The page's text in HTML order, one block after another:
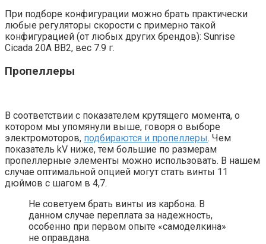
При подборе конфигурации можно брать практически
любые регуляторы скорости с примерно такой
конфигурацией (от любых других брендов): Sunrise
Cicada 20A BB2, вес 7.9 г.
Пропеллеры
В соответствии с показателем крутящего момента, о
котором мы упомянули выше, говоря о выборе
электромоторов, подбираются и пропеллеры. Чем
показатель kV ниже, тем большие по размерам
пропеллерные элементы можно использовать. В нашем
случае оптимальной опцией могут стать винты 11
дюймов с шагом в 4,7.
Не советуем брать винты из карбона. В
данном случае переплата за надежность,
особенно при первом опыте «самоделкина»
не оправдана.